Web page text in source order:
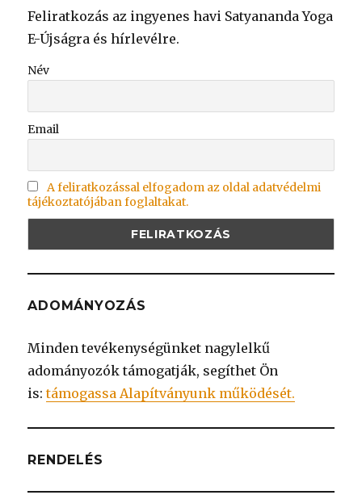
Feliratkozás az ingyenes havi Satyananda Yoga
E-Újságra és hírlevélre.
Név
Email
A feliratkozással elfogadom az oldal adatvédelmi
tájékoztatójában foglaltakat.
ADOMÁNYOZÁS
Minden tevékenységünket nagylelkű
adományozók támogatják, segíthet Ön
is:támogassa Alapítványunk működését.
RENDELÉS